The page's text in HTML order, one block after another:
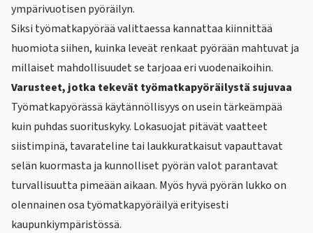
ympärivuotisen pyöräilyn.
Siksi työmatkapyörää valittaessa kannattaa kiinnittää
huomiota siihen, kuinka leveät renkaat pyörään mahtuvat ja
millaiset mahdollisuudet se tarjoaa eri vuodenaikoihin.
Varusteet, jotka tekevät työmatkapyöräilystä sujuvaa
Työmatkapyörässä käytännöllisyys on usein tärkeämpää
kuin puhdas suorituskyky. Lokasuojat pitävät vaatteet
siistimpinä, tavarateline tai laukkuratkaisut vapauttavat
selän kuormasta ja kunnollisetpyörän valot parantavat
turvallisuutta pimeään aikaan. Myös hyvä pyörän lukkoon
olennainen osa työmatkapyöräilyä erityisesti
kaupunkiympäristössä.